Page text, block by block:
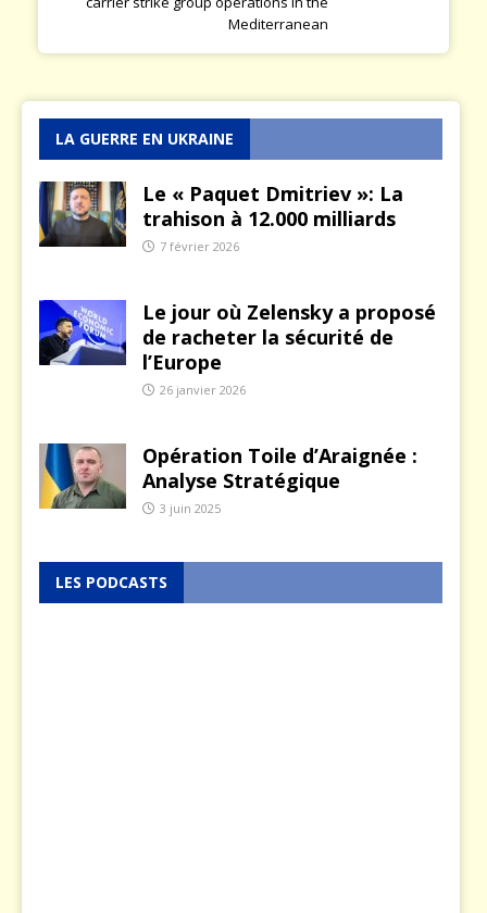
Mediterranean
LA GUERRE EN UKRAINE
Le « Paquet Dmitriev »: La
trahison à 12.000 milliards
7 février 2026
Le jour où Zelensky a proposé
de racheter la sécurité de
l’Europe
26 janvier 2026
Opération Toile d’Araignée :
Analyse Stratégique
3 juin 2025
LES PODCASTS